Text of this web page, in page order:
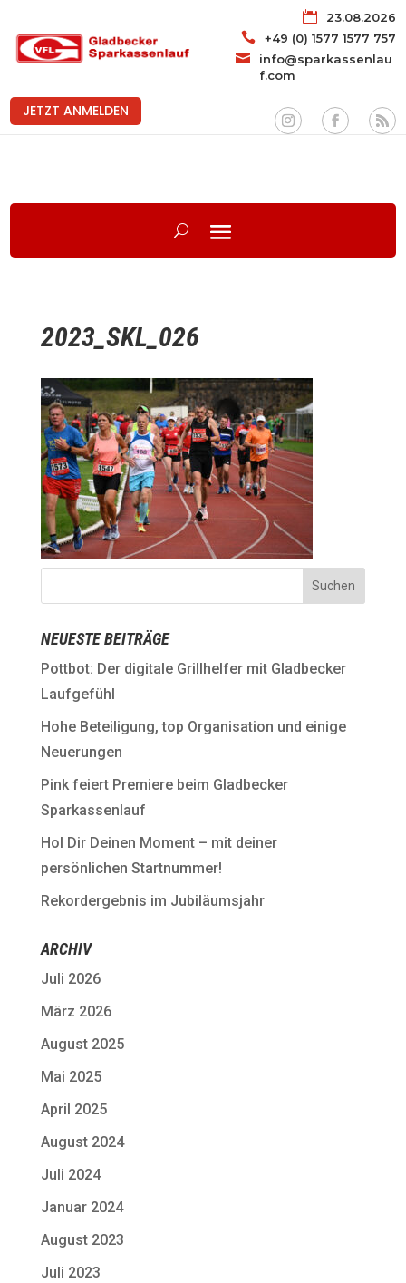

23.08.2026

+49 (0) 1577 1577 757

info@sparkassenlau
f.com
JETZT ANMELDEN
2023_SKL_026
NEUESTE BEITRÄGE
Pottbot: Der digitale Grillhelfer mit Gladbecker
Laufgefühl
Hohe Beteiligung, top Organisation und einige
Neuerungen
Pink feiert Premiere beim Gladbecker
Sparkassenlauf
Hol Dir Deinen Moment – mit deiner
persönlichen Startnummer!
Rekordergebnis im Jubiläumsjahr
ARCHIV
Juli 2026
März 2026
August 2025
Mai 2025
April 2025
August 2024
Juli 2024
Januar 2024
August 2023
Juli 2023